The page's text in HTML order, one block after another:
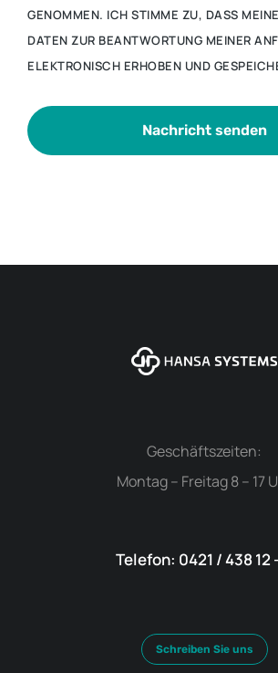
GENOMMEN. ICH STIMME ZU, DASS
DATEN ZUR BEANTWORTUNG MEINER
ELEKTRONISCH ERHOBEN UND
Nachricht senden
Geschäftszeiten:
Montag – Freitag 8 – 17
Telefon: 0421 / 438 12
Schreiben Sie uns